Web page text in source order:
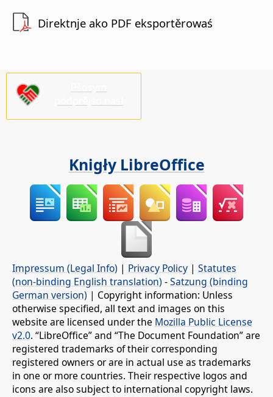
Direktnje ako PDF eksportěrowaś
Knigły LibreOffice
Impressum (Legal Info) | Privacy Policy | Statutes
(non-binding English translation) -Satzung (binding
German version) | Copyright information: Unless
otherwise specified, all text and images on this
website are licensed under the Mozilla Public License
v2.0. “LibreOffice” and “The Document Foundation” are
registered trademarks of their corresponding
registered owners or are in actual use as trademarks
in one or more countries. Their respective logos and
icons are also subject to international copyright laws.